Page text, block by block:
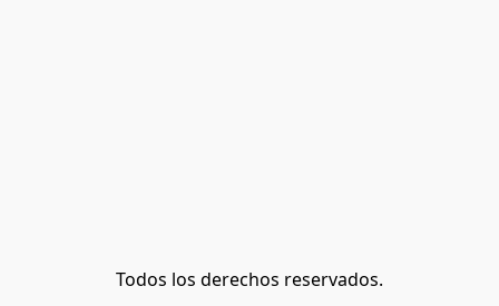
Todos los derechos reservados.